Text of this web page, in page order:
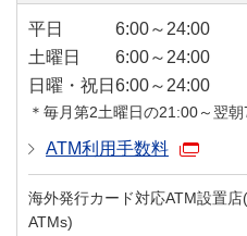
平日
6:00～24:00
土曜日
6:00～24:00
日曜・祝日 6:00～24:00
＊毎月第2土曜日の21:00～翌
ATM利用手数料
海外発行カード対応ATM設置
ATMs)